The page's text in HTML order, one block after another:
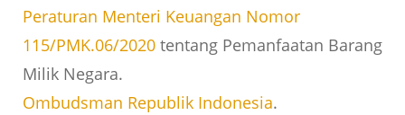
Peraturan Menteri Keuangan Nomor
115/PMK.06/2020tentang Pemanfaatan Barang
Milik Negara.
Ombudsman Republik Indonesia.